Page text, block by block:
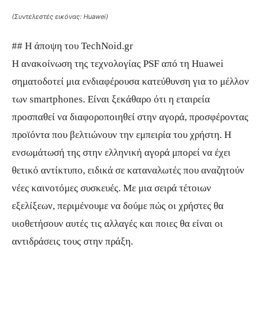
(Συντελεστές εικόνας: Huawei)
## Η άποψη του TechNoid.gr
Η ανακοίνωση της τεχνολογίας PSF από τη Huawei
σηματοδοτεί μια ενδιαφέρουσα κατεύθυνση για το μέλλον
των smartphones. Είναι ξεκάθαρο ότι η εταιρεία
προσπαθεί να διαφοροποιηθεί στην αγορά, προσφέροντας
προϊόντα που βελτιώνουν την εμπειρία του χρήστη. Η
ενσωμάτωσή της στην ελληνική αγορά μπορεί να έχει
θετικό αντίκτυπο, ειδικά σε καταναλωτές που αναζητούν
νέες καινοτόμες συσκευές. Με μια σειρά τέτοιων
εξελίξεων, περιμένουμε να δούμε πώς οι χρήστες θα
υιοθετήσουν αυτές τις αλλαγές και ποιες θα είναι οι
αντιδράσεις τους στην πράξη.